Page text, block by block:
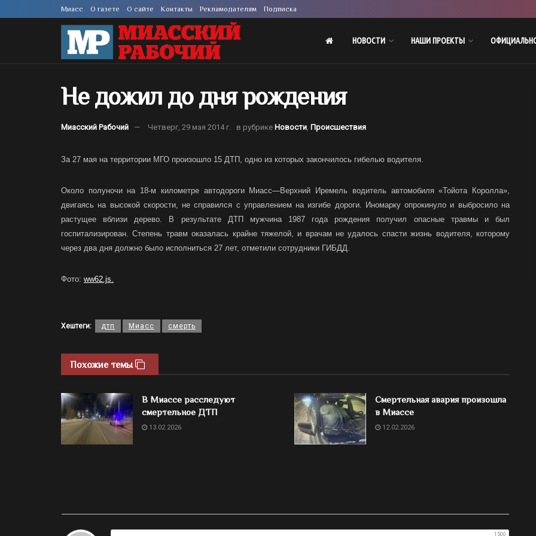
Миасс О газете О сайте Контакты Рекламодателям Подписка
НОВОСТИ НАШИ ПРОЕКТЫ
Не дожил до дня рождения
Миасский Рабочий Четверг, 29 мая 2014 г. в рубрике Новости Происшествия
За 27 мая на территории МГО произошло 15 ДТП, одно из которых закончилось гибелью водителя.
Около полуночи на 18-м километре автодороги Миасс—Верхний Иремель водитель автомобиля «Тойота Королла»,
двигаясь на высокой скорости, не справился с управлением на изгибе дороги. Иномарку опрокинуло и выбросило на
растущее вблизи дерево. В результате ДТП мужчина 1987 года рождения получил опасные травмы и был
госпитализирован. Степень травм оказалась крайне тяжелой, и врачам не удалось спасти жизнь водителя, которому
через два дня должно было исполниться 27 лет, отметили сотрудники ГИБДД.
Фото: ww62.js.
Хештеги: дтп Миасс смерть
Похожие темы
В Миассе расследуют
смертельное ДТП
13.02.2026
Смертельная авария произошла
в Миассе
12.02.2026
1500